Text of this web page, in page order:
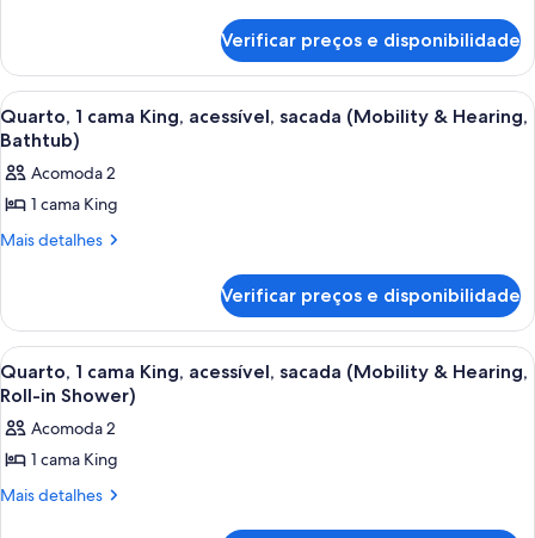
cama
King,
sacada
1
cama
King,
sacada
Verificar preços e disponibilidade
Carrega
todas
as
fotos
de
Quarto,
King,
acessível,
sacada
(Mobility
&
Hearing,
Bathtub)
Quarto de hotel com uma cama
5
Quarto, 1 cama King, acessível, sacada (Mobility & Hearing,
Bathtub)
Acomoda 2
1 cama King
Mais detalhes
Mais
1
cama
King,
acessível,
(Mobility
&
Bathtub)
Verificar preços e disponibilidade
Carrega
todas
as
fotos
de
Quarto,
Quarto de hotel com uma cama
5
Quarto, 1 cama King, acessível, sacada (Mobility & Hearing,
Roll-in Shower)
Acomoda 2
1 cama King
Mais detalhes
Mais